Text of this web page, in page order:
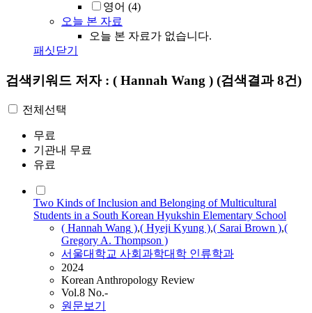
영어 (4)
오늘 본 자료
오늘 본 자료가 없습니다.
패싯닫기
검색키워드 저자 : ( Hannah Wang ) (검색결과 8건)
전체선택
무료
기관내 무료
유료
Two Kinds of Inclusion and Belonging of Multicultural
Students in a South Korean Hyukshin Elementary School
( Hannah Wang ),( Hyeji Kyung ),( Sarai Brown ),(
Gregory A. Thompson )
서울대학교 사회과학대학 인류학과
2024
Korean Anthropology Review
Vol.8 No.-
원문보기